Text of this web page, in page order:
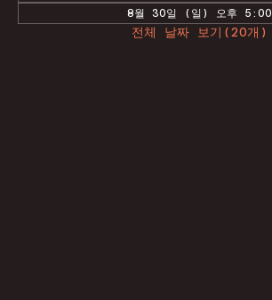
8월 30일 (일) 오후 5:00
전체 날짜 보기(20개)